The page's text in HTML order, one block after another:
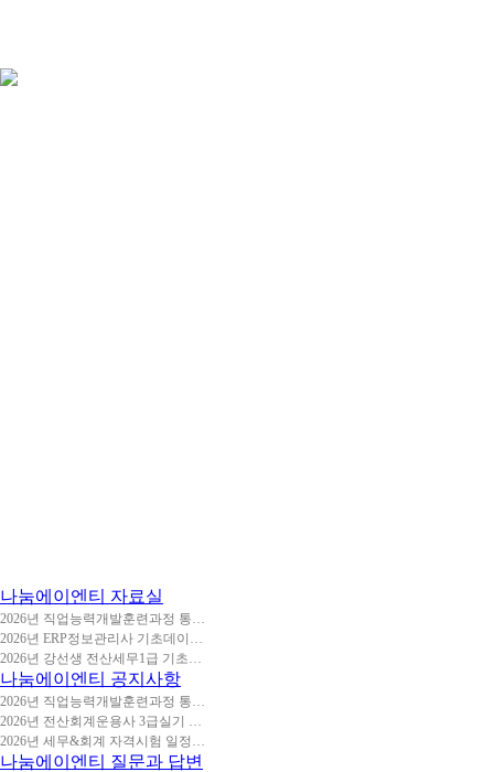
나눔에이엔티 자료실
2026년 직업능력개발훈련과정 통…
2026년 ERP정보관리사 기초데이…
2026년 강선생 전산세무1급 기초…
나눔에이엔티 공지사항
2026년 직업능력개발훈련과정 통…
2026년 전산회계운용사 3급실기 …
2026년 세무&회계 자격시험 일정…
나눔에이엔티 질문과 답변